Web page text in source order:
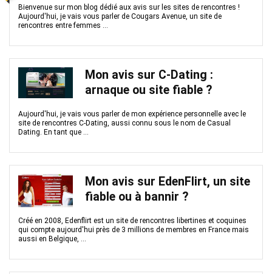
Bienvenue sur mon blog dédié aux avis sur les sites de rencontres !
Aujourd'hui, je vais vous parler de Cougars Avenue, un site de
rencontres entre femmes ...
Mon avis sur C-Dating :
arnaque ou site fiable ?
Aujourd'hui, je vais vous parler de mon expérience personnelle avec le
site de rencontres C-Dating, aussi connu sous le nom de Casual
Dating. En tant que ...
Mon avis sur EdenFlirt, un site
fiable ou à bannir ?
Créé en 2008, Edenflirt est un site de rencontres libertines et coquines
qui compte aujourd'hui près de 3 millions de membres en France mais
aussi en Belgique, ...